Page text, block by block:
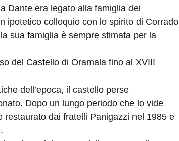
Dante era legato alla famiglia dei
ipotetico colloquio con lo spirito di Corrado
sua famiglia è sempre stimata per la
del Castello di Oramala fino al XVIII
dell’epoca, il castello perse
Dopo un lungo periodo che lo vide
dai fratelli Panigazzi nel 1985 e